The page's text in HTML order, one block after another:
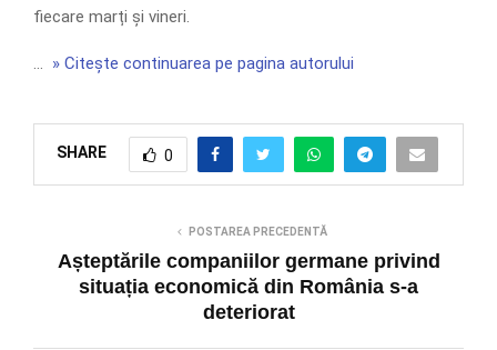
fiecare marți și vineri.
… » Citește continuarea pe pagina autorului
SHARE 0
POSTAREA PRECEDENTĂ
Așteptările companiilor germane privind
situația economică din România s-a
deteriorat